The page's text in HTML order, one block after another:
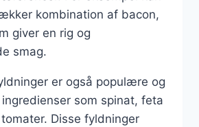
kombination af bacon,
giver en rig og
smag.
er også populære og
som spinat, feta
Disse fyldninger